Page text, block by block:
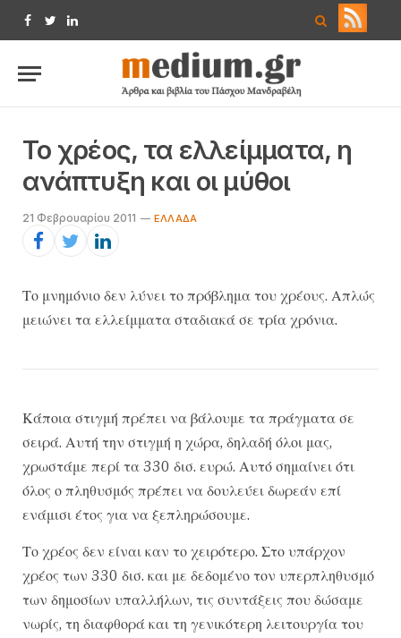
Facebook
TwitterLinkedIn
Το χρέος, τα ελλείμματα, η
ανάπτυξη και οι μύθοι
21 Φεβρουαρίου 2011 EΛΛΆΔΑ
Το μνημόνιο δεν λύνει το πρόβλημα του χρέους. Απλώς
μειώνει τα ελλείμματα σταδιακά σε τρία χρόνια.
Κάποια στιγμή πρέπει να βάλουμε τα πράγματα σε
σειρά. Αυτή την στιγμή η χώρα, δηλαδή όλοι μας,
χρωστάμε περί τα 330 δισ. ευρώ. Αυτό σημαίνει ότι
όλος ο πληθυσμός πρέπει να δουλεύει δωρεάν επί
ενάμισι έτος για να ξεπληρώσουμε.
Το χρέος δεν είναι καν το χειρότερο. Στο υπάρχον
χρέος των 330 δισ. και με δεδομένο τον υπερπληθυσμό
των δημοσίων υπαλλήλων, τις συντάξεις που δώσαμε
νωρίς, τη διαφθορά και τη γενικότερη λειτουργία του